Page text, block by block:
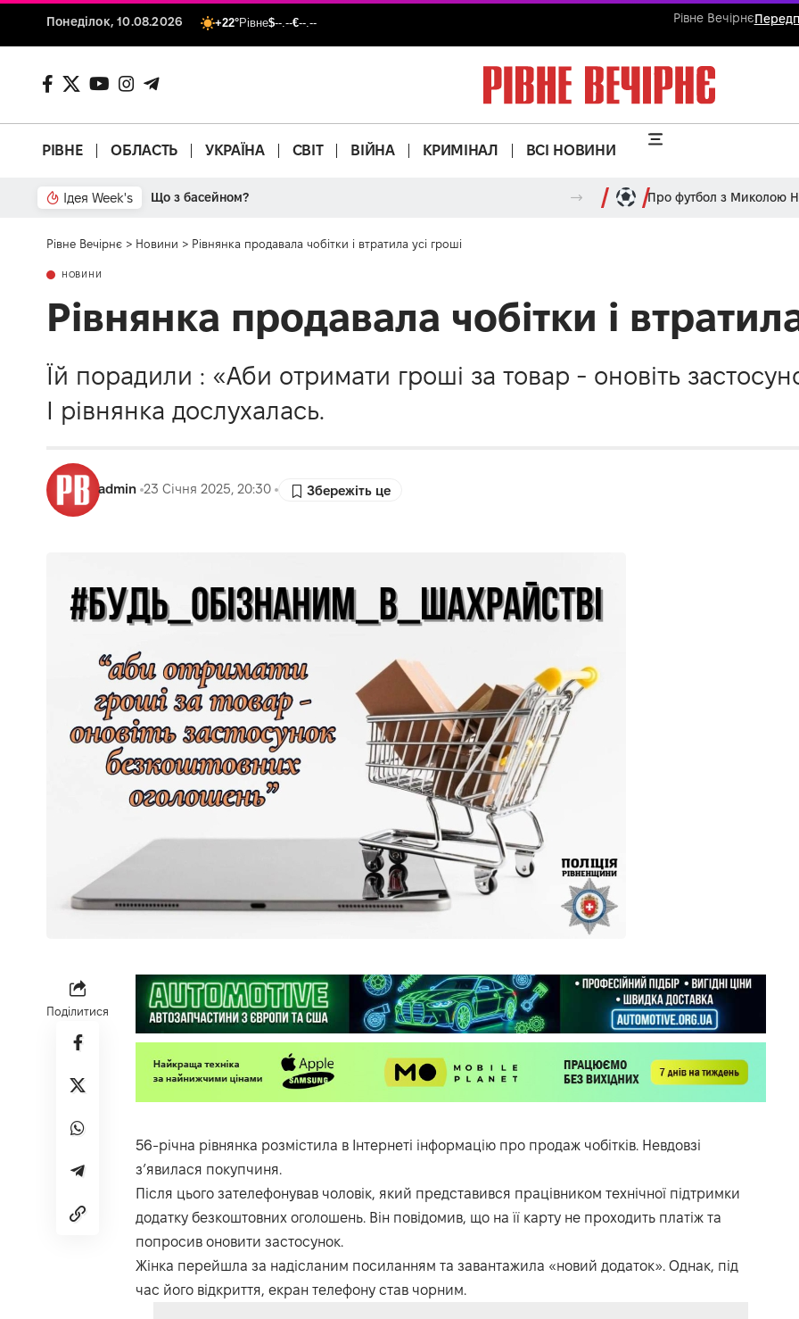
Понеділок, 10.08.2026 +22°Рівне$--.--€--.-- Рівне Вечірнє
РІВНЕ ОБЛАСТЬ УКРАЇНА СВІТ ВІЙНА КРИМІНАЛ ВСІ НОВИНИ
Ідея Week's Що з басейном? Про футбол з Миколою
Рівне Вечірнє > Новини > Рівнянка продавала чобітки і втратила усі гроші
НОВИНИ
Рівнянка продавала чобітки і
Їй порадили : «Аби отримати гроші за товар - оновіть
І рівнянка дослухалась.
admin 23 Січня 2025, 20:30
Поділитися
56-річна рівнянка розмістила в Інтернеті інформацію про продаж чобітків. Невдовзі
з’явилася покупчиня.
Після цього зателефонував чоловік, який представився працівником технічної підтримки
додатку безкоштовних оголошень. Він повідомив, що на її карту не проходить платіж та
попросив оновити застосунок.
Жінка перейшла за надісланим посиланням та завантажила «новий додаток». Однак, під
час його відкриття, екран телефону став чорним.